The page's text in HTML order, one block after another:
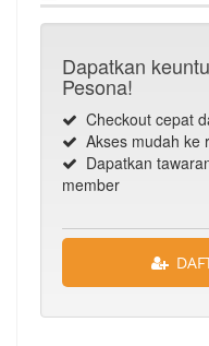
Dapatkan
Pesona!
Checkout cepat
Akses mudah ke
Dapatkan
member